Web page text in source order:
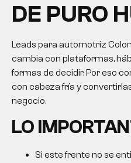
DE PURO
Leads para automotriz
cambia con plataformas,
formas de decidir. Por eso
con cabeza fría y
negocio.
LO
Si este frente no se